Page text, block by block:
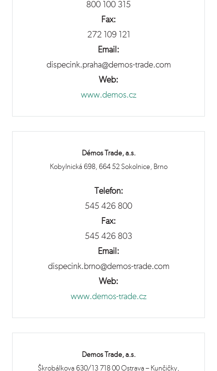
800 100 315
Fax:
272 109 121
Email:
dispecink.praha@demos-trade.com
Web:
www.demos.cz
Démos Trade, a.s.
Kobylnická 698, 664 52 Sokolnice, Brno
Telefon:
545 426 800
Fax:
545 426 803
Email:
dispecink.brno@demos-trade.com
Web:
www.demos-trade.cz
Demos Trade, a.s.
Škrobálkova 630/13 718 00 Ostrava – Kunčičky,